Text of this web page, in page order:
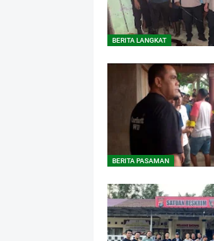
BERITA LANGKAT
BERITA PASAMAN